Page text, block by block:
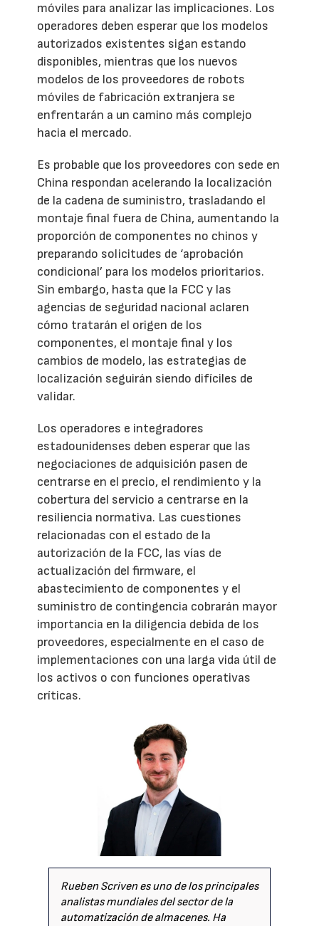
móviles para analizar las implicaciones. Los
operadores deben esperar que los modelos
autorizados existentes sigan estando
disponibles, mientras que los nuevos
modelos de los proveedores de robots
móviles de fabricación extranjera se
enfrentarán a un camino más complejo
hacia el mercado.
Es probable que los proveedores con sede en
China respondan acelerando la localización
de la cadena de suministro, trasladando el
montaje final fuera de China, aumentando la
proporción de componentes no chinos y
preparando solicitudes de ‘aprobación
condicional’ para los modelos prioritarios.
Sin embargo, hasta que la FCC y las
agencias de seguridad nacional aclaren
cómo tratarán el origen de los
componentes, el montaje final y los
cambios de modelo, las estrategias de
localización seguirán siendo difíciles de
validar.
Los operadores e integradores
estadounidenses deben esperar que las
negociaciones de adquisición pasen de
centrarse en el precio, el rendimiento y la
cobertura del servicio a centrarse en la
resiliencia normativa. Las cuestiones
relacionadas con el estado de la
autorización de la FCC, las vías de
actualización del firmware, el
abastecimiento de componentes y el
suministro de contingencia cobrarán mayor
importancia en la diligencia debida de los
proveedores, especialmente en el caso de
implementaciones con una larga vida útil de
los activos o con funciones operativas
críticas.
Rueben Scriven es uno de los principales
analistas mundiales del sector de la
automatización de almacenes. Ha